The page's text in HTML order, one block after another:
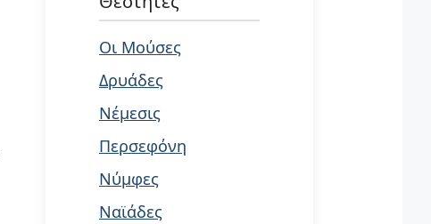
Οι Μούσες
Δρυάδες
Νέμεσις
Περσεφόνη
Νύμφες
Ναϊάδες